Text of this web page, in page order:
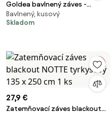
Goldea bavlnený záves -
púpavy 240x150 cm
Bavlnený, kusový
Skladom
27,9 €
Zatemňovací záves blackout